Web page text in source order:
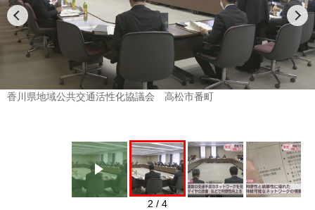
Play
香川県地域公共交通活性化協議会 高松市番町
2 / 4